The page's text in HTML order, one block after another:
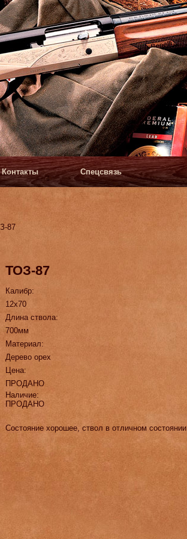
Контакты Спецсвязь
87
ТОЗ-87
Калибр:
12х70
Длина ствола:
700мм
Материал:
Дерево орех
Цена:
ПРОДАНО
Наличие:
ПРОДАНО
Состояние хорошее, ствол в отличном состоянии